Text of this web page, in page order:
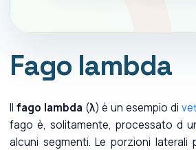
Fago lambda
Il fago lambda (λ) è un esempio di
fago è, solitamente, processato d
alcuni segmenti. Le porzioni